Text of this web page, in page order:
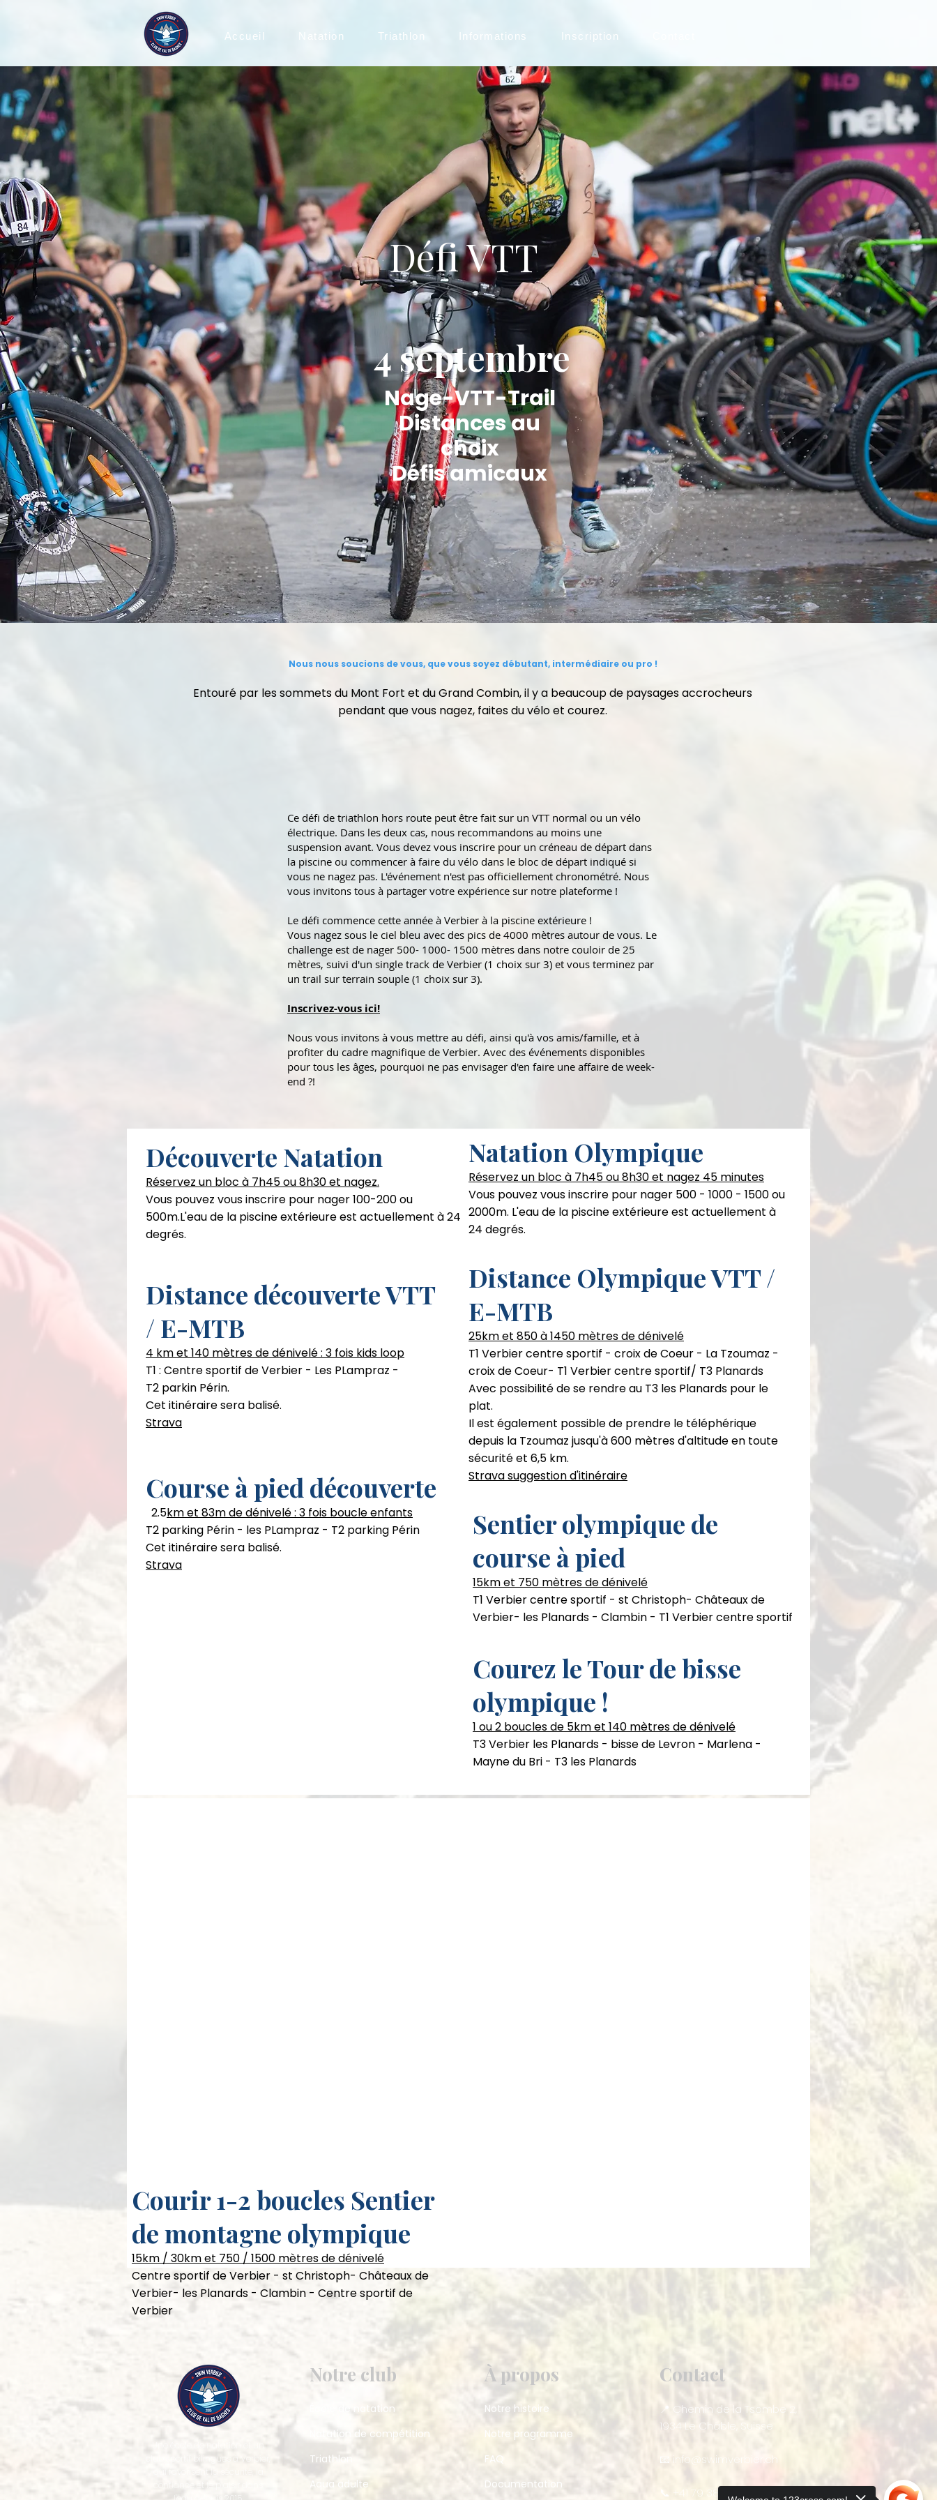
Accueil Natation Triathlon Informations Inscription
Défi VTT
Nage-VTT-Trail
Distances au
choix
Défis amicaux
4 septembre
Nous nous soucions de vous, que vous soyez débutant, intermédiaire ou pro !
Entouré par les sommets du Mont Fort et du Grand Combin, il y a beaucoup de paysages accrocheurs
pendant que vous nagez, faites du vélo et courez.
Ce défi de triathlon hors route peut être fait sur un VTT normal ou un vélo
électrique. Dans les deux cas, nous recommandons au moins une
suspension avant. Vous devez vous inscrire pour un créneau de départ dans
la piscine ou commencer à faire du vélo dans le bloc de départ indiqué si
vous ne nagez pas. L'événement n'est pas officiellement chronométré. Nous
vous invitons tous à partager votre expérience sur notre plateforme !
Le défi commence cette année à Verbier à la piscine extérieure !
Vous nagez sous le ciel bleu avec des pics de 4000 mètres autour de vous. Le
challenge est de nager 500- 1000- 1500 mètres dans notre couloir de 25
mètres, suivi d'un single track de Verbier (1 choix sur 3) et vous terminez par
un trail sur terrain souple (1 choix sur 3).
Inscrivez-vous ici!
Nous vous invitons à vous mettre au défi, ainsi qu'à vos amis/famille, et à
profiter du cadre magnifique de Verbier. Avec des événements disponibles
pour tous les âges, pourquoi ne pas envisager d'en faire une affaire de week-
end ?!
Parcoure VTT Parcoure cours à pied
Découverte Natation
Réservez un bloc à 7h45 ou 8h30 et nagez.
Vous pouvez vous inscrire pour nager 100-200 ou
500m.L'eau de la piscine extérieure est actuellement à 24
degrés.
Distance découverte VTT
/ E-MTB
4 km et 140 mètres de dénivelé : 3 fois kids loop
T1 : Centre sportif de Verbier - Les PLampraz -
T2 parkin Périn.
Cet itinéraire sera balisé.
Strava
Course à pied découverte
2.5km et 83m de dénivelé : 3 fois boucle enfants
T2 parking Périn - les PLampraz - T2 parking Périn
Cet itinéraire sera balisé.
Strava
Natation Olympique
Réservez un bloc à 7h45 ou 8h30 et nagez 45 minutes
Vous pouvez vous inscrire pour nager 500 - 1000 - 1500 ou
2000m. L'eau de la piscine extérieure est actuellement à
24 degrés.
Distance Olympique VTT /
E-MTB
25km et 850 à 1450 mètres de dénivelé
T1 Verbier centre sportif - croix de Coeur - La Tzoumaz -
croix de Coeur- T1 Verbier centre sportif/ T3 Planards
Avec possibilité de se rendre au T3 les Planards pour le
plat.
Il est également possible de prendre le téléphérique
depuis la Tzoumaz jusqu'à 600 mètres d'altitude en toute
sécurité et 6,5 km.
Strava suggestion d'itinéraire
Sentier olympique de
course à pied
15km et 750 mètres de dénivelé
T1 Verbier centre sportif - st Christoph- Châteaux de
Verbier- les Planards - Clambin - T1 Verbier centre sportif
Courez le Tour de bisse
olympique !
1 ou 2 boucles de 5km et 140 mètres de dénivelé
T3 Verbier les Planards - bisse de Levron - Marlena -
Mayne du Bri - T3 les Planards
Courir 1-2 boucles Sentier
de montagne olympique
15km / 30km et 750 / 1500 mètres de dénivelé
Centre sportif de Verbier - st Christoph- Châteaux de
Verbier- les Planards - Clambin - Centre sportif de
Verbier
club sportif bilingues à Verbier,
qui favorisent la sécurité, la
Notre club
École de natation
Natation de compétition
Triathlon
Aqua adulte
À propos
Notre histoire
Notre programme
FAQ
Documentation
Contact
📍 Chemin de la Tsombe 2,
1934 Le Châble, Suisse
📧 info@swimverbier.ch
📞 +41 79 383 08 52